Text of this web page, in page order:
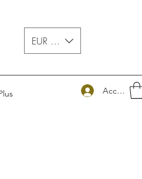
EUR (€)
Accedi